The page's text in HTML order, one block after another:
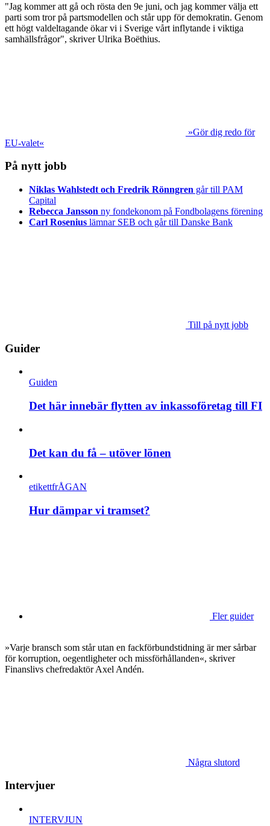
"Jag kommer att gå och rösta den 9e juni, och jag kommer välja ett
parti som tror på partsmodellen och står upp för demokratin. Genom
ett högt valdeltagande ökar vi i Sverige vårt inflytande i viktiga
samhällsfrågor", skriver Ulrika Boëthius.
»Gör dig redo för
EU-valet«
På nytt jobb
Niklas Wahlstedt och Fredrik Rönngren går till PAM
Capital
Rebecca Jansson ny fondekonom på Fondbolagens förening
Carl Rosenius lämnar SEB och går till Danske Bank
Till på nytt jobb
Guider
Guiden
Det här innebär flytten av inkassoföretag till FI
Det kan du få – utöver lönen
etikettfrÅGAN
Hur dämpar vi tramset?
Fler guider
»Varje bransch som står utan en fackförbundstidning är mer sårbar
för korruption, oegentligheter och missförhållanden«, skriver
Finanslivs chefredaktör Axel Andén.
Några slutord
Intervjuer
INTERVJUN